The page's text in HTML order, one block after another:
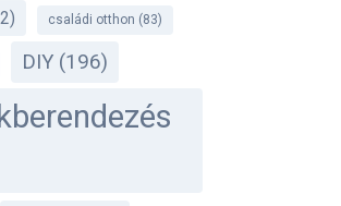
családi otthon (83)
DIY(196)